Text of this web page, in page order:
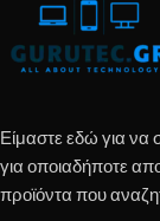
Είμαστε εδώ για να
για οποιαδήποτε
προϊόντα που